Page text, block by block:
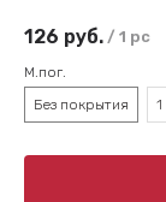
126 руб. / 1 pc
М.пог.
Без покрытия